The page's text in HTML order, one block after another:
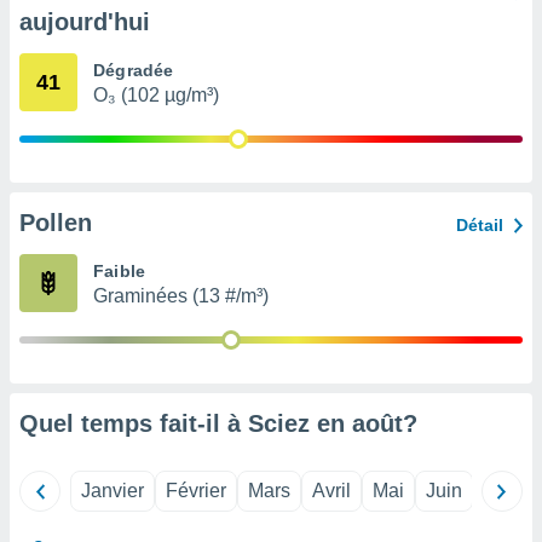
ou
de la
non
des
le
le
aujourd'hui
41 Dégradée
O₃ (102 µg/m³)
Pollen Détail
Faible
Graminées (13 #/m³)
Quel temps fait-il à Sciez en août?
Janvier Février Mars Avril Mai Juin Juillet